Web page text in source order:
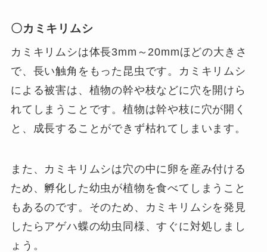
〇カミキリムシ
カミキリムシは体長3mm～20mmほどの大きさ
で、長い触角をもった昆虫です。カミキリムシ
による被害は、植物の幹や枝などに穴を開けら
れてしまうことです。植物は幹や枝に穴が開く
と、成長することができず枯れてしまいます。
また、カミキリムシは穴の中に卵を産み付ける
ため、孵化した幼虫が植物を食べてしまうこと
もあるのです。そのため、カミキリムシを発見
したらアゲハ蝶の幼虫同様、すぐに対処しまし
ょう。